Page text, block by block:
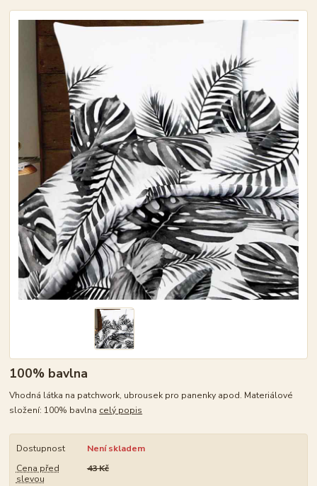
100% bavlna
Vhodná látka na patchwork, ubrousek pro panenky apod. Materiálové
složení: 100% bavlna celý popis
Dostupnost
Není skladem
Cena před
slevou
43 Kč